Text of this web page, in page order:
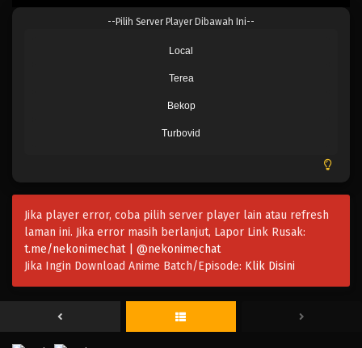
--Pilih Server Player Dibawah Ini--
Local
Terea
Bekop
Turbovid
Jika player error, coba pilih server player lain atau refresh
laman ini. Jika error masih berlanjut, Lapor Link Rusak:
t.me/nekonimechat | @nekonimechat
Jika Ingin Download Anime Batch/Episode: Klik Disini